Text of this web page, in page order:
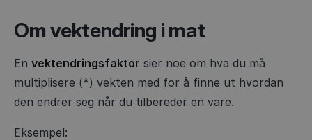
Om vektendring i mat
En vektendringsfaktor sier noe om hva du må
multiplisere (*) vekten med for å finne ut hvordan
den endrer seg når du tilbereder en vare.
Eksempel: